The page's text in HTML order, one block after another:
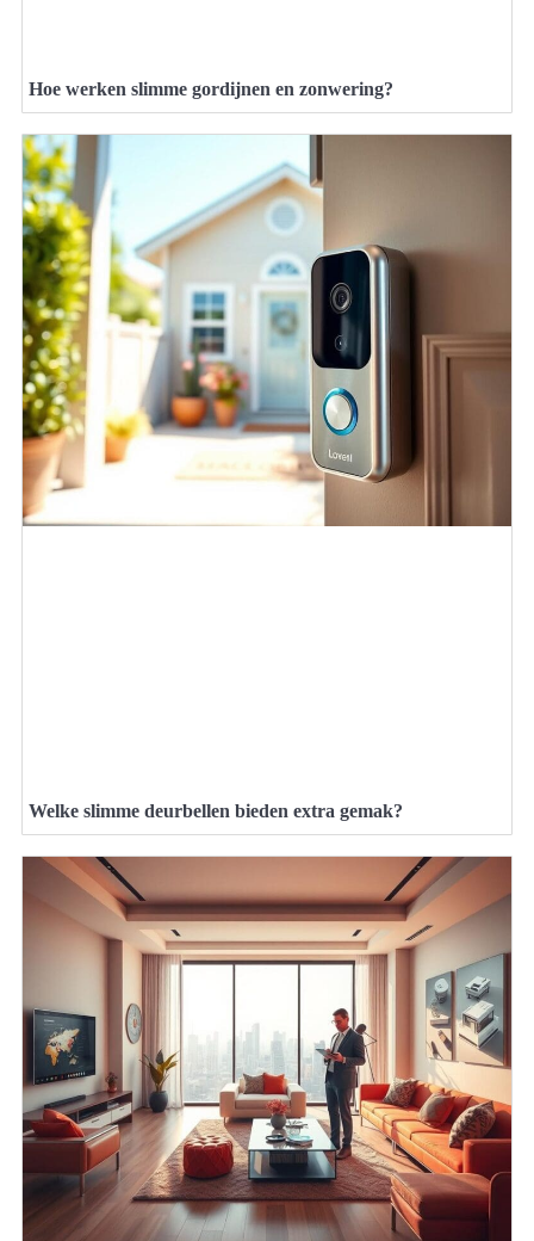
Hoe werken slimme gordijnen en zonwering?
Welke slimme deurbellen bieden extra gemak?